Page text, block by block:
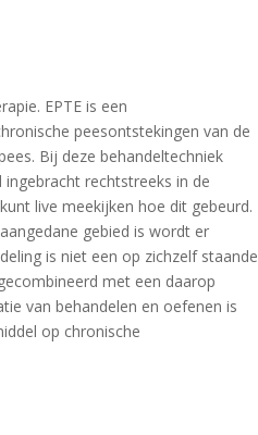
EPTE is een
peesontstekingen van de
Bij deze behandeltechniek
rechtstreeks in de
live meekijken hoe dit gebeurd.
gebied is wordt er
is niet een op zichzelf staande
met een daarop
van behandelen en oefenen is
op chronische